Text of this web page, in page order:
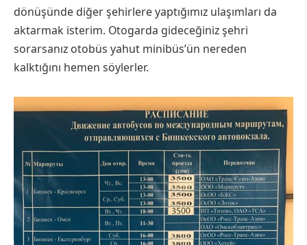
dönüşünde diğer şehirlere yaptığımız ulaşımları da
aktarmak isterim. Otogarda gideceğiniz şehri
sorarsanız otobüs yahut minibüs’ün nereden
kalktığını hemen söylerler.